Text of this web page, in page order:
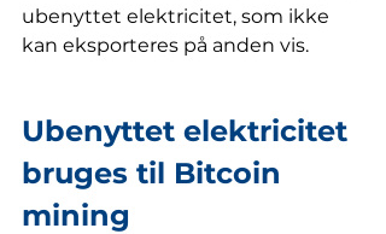
ubenyttet elektricitet, som ikke
kan eksporteres på anden vis.
Ubenyttet elektricitet
bruges til Bitcoin
mining